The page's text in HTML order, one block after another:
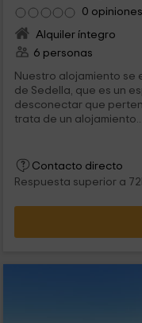
0 opiniones
Alquiler íntegro
6 personas
Nuestro alojamiento se
de Sedella, que es un
desconectar que
trata de un alojamiento...
Contacto directo
Respuesta superior a